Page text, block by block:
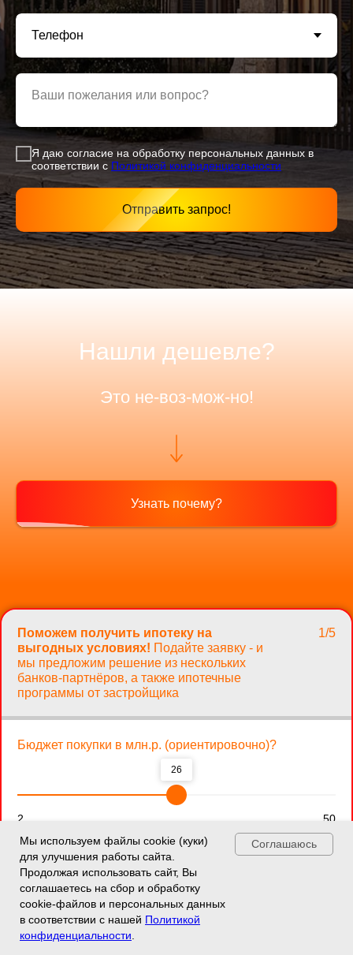
Ваши пожелания или вопрос?
Я даю согласие на обработку персональных данных в
соответствии с Политикой конфиденциальности
Отправить запрос!
Нашли дешевле?
Это не-воз-мож-но!
Узнать почему?
Поможем получить ипотеку на
выгодных условиях! Подайте заявку - и
мы предложим решение из нескольких
банков-партнёров, а также ипотечные
программы от застройщика
1/5
Бюджет покупки в млн.р. (ориентировочно)?
26
2 50
← Назад
Мы используем файлы cookie (куки)
для улучшения работы сайта.
Продолжая использовать сайт, Вы
соглашаетесь на сбор и обработку
cookie-файлов и персональных данных
в соответствии с нашей Политикой
конфиденциальности
Соглашаюсь